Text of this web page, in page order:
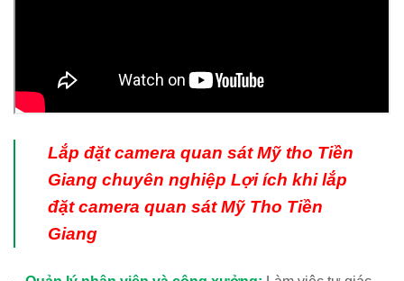
Lắp đặt camera quan sát Mỹ tho Tiền
Giang chuyên nghiệp Lợi ích khi lắp
đặt camera quan sát Mỹ Tho Tiền
Giang